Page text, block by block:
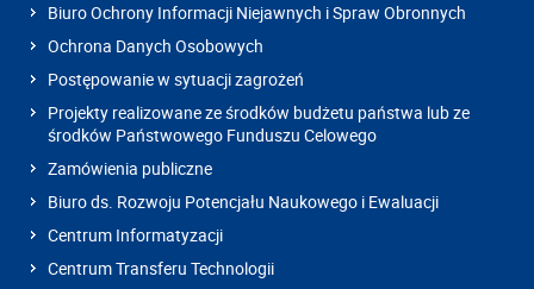
Biuro Ochrony Informacji Niejawnych i Spraw Obronnych
Ochrona Danych Osobowych
Postępowanie w sytuacji zagrożeń
Projekty realizowane ze środków budżetu państwa lub ze
środków Państwowego Funduszu Celowego
Zamówienia publiczne
Biuro ds. Rozwoju Potencjału Naukowego i Ewaluacji
Centrum Informatyzacji
Centrum Transferu Technologii